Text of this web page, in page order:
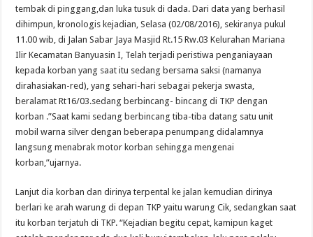
tembak di pinggang,dan luka tusuk di dada. Dari data yang berhasil
dihimpun, kronologis kejadian, Selasa (02/08/2016), sekiranya pukul
11.00 wib, di Jalan Sabar Jaya Masjid Rt.15 Rw.03 Kelurahan Mariana
Ilir Kecamatan Banyuasin I, Telah terjadi peristiwa penganiayaan
kepada korban yang saat itu sedang bersama saksi (namanya
dirahasiakan-red), yang sehari-hari sebagai pekerja swasta,
beralamat Rt16/03.sedang berbincang- bincang di TKP dengan
korban .”Saat kami sedang berbincang tiba-tiba datang satu unit
mobil warna silver dengan beberapa penumpang didalamnya
langsung menabrak motor korban sehingga mengenai
korban,”ujarnya.
Lanjut dia korban dan dirinya terpental ke jalan kemudian dirinya
berlari ke arah warung di depan TKP yaitu warung Cik, sedangkan saat
itu korban terjatuh di TKP. “Kejadian begitu cepat, kamipun kaget